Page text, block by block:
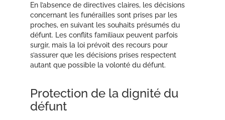
En l’absence de directives claires, les décisions
concernant les funérailles sont prises par les
proches, en suivant les souhaits présumés du
défunt. Les conflits familiaux peuvent parfois
surgir, mais la loi prévoit des recours pour
s’assurer que les décisions prises respectent
autant que possible la volonté du défunt.
Protection de la dignité du
défunt